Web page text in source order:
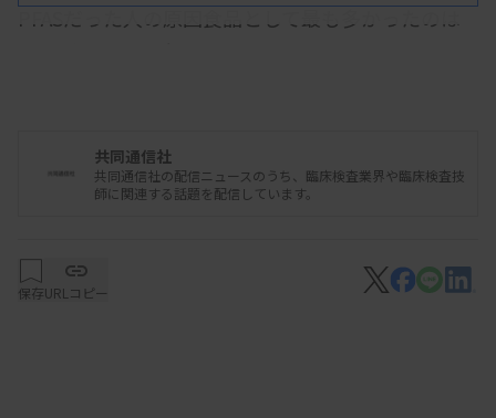
PFASだった人の原因食品として最も多かったのは
PFASは、主に口内や喉のかゆみ、腫れなどが特徴
的な症状で、まれに全身性の激しいアレルギー症状
れるアレルギー物質が似ていることによる「交差反
応」が原因で、花粉症が増えるとPFASも増えると考
共同通信社
共同通信社の配信ニュースのうち、臨床検査業界や臨床検査技
師に関連する話題を配信しています。
保存URLコピー